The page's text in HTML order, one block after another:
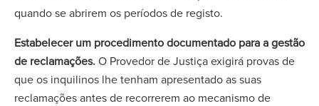
quando se abrirem os períodos de registo.
Estabelecer um procedimento documentado para a gestão
de reclamações.O Provedor de Justiça exigirá provas de
que os inquilinos lhe tenham apresentado as suas
reclamações antes de recorrerem ao mecanismo de